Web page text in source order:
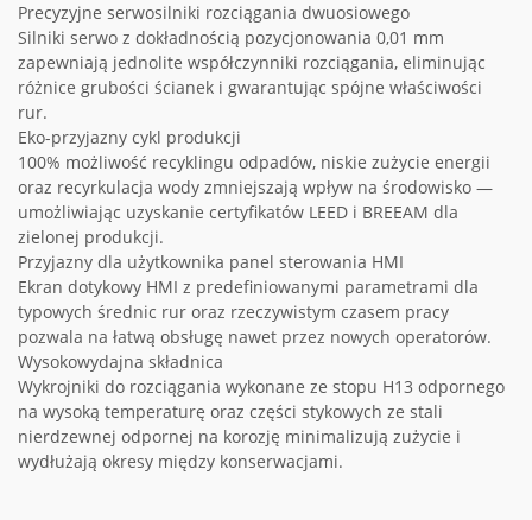
Precyzyjne serwosilniki rozciągania dwuosiowego
Silniki serwo z dokładnością pozycjonowania 0,01 mm
zapewniają jednolite współczynniki rozciągania, eliminując
różnice grubości ścianek i gwarantując spójne właściwości
rur.
Eko-przyjazny cykl produkcji
100% możliwość recyklingu odpadów, niskie zużycie energii
oraz recyrkulacja wody zmniejszają wpływ na środowisko —
umożliwiając uzyskanie certyfikatów LEED i BREEAM dla
zielonej produkcji.
Przyjazny dla użytkownika panel sterowania HMI
Ekran dotykowy HMI z predefiniowanymi parametrami dla
typowych średnic rur oraz rzeczywistym czasem pracy
pozwala na łatwą obsługę nawet przez nowych operatorów.
Wysokowydajna składnica
Wykrojniki do rozciągania wykonane ze stopu H13 odpornego
na wysoką temperaturę oraz części stykowych ze stali
nierdzewnej odpornej na korozję minimalizują zużycie i
wydłużają okresy między konserwacjami.